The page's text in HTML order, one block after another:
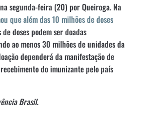
segunda-feira (20) por Queiroga. Na
que além das 10 milhões de doses
doses podem ser doadas
ao menos 30 milhões de unidades da
dependerá da manifestação de
do imunizante pelo país
Brasil.